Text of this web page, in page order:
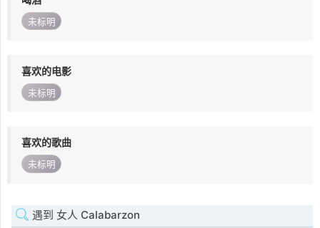
未标明
喜欢的电影
未标明
喜欢的歌曲
未标明
遇到 女人 Calabarzon